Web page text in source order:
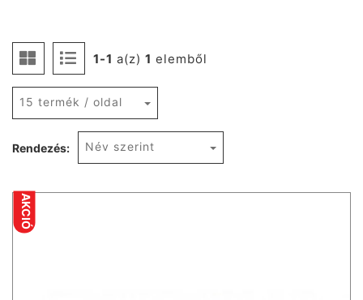
1-1 a(z) 1 elemből
15 termék / oldal
Rendezés: Név szerint
AKCIÓ